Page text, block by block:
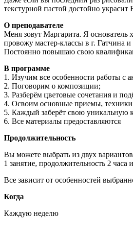
текстурной пастой достойно
О преподавателе
Меня зовут Маргарита. Я
провожу мастер-классы в г. Гатчина и
Постоянно повышаю свою
В программе
1. Изучим все особенности работы с
2. Поговорим о композиции;
3. Разберём цветовые сочетания и
4. Освоим основные приемы,
5. Каждый заберёт свою уникальную
6. Все материалы предоставляются
Продолжительность
Вы можете выбрать из двух
1 занятие, продолжительность 2 часа
Все зависит от особенностей
Когда
Каждую неделю